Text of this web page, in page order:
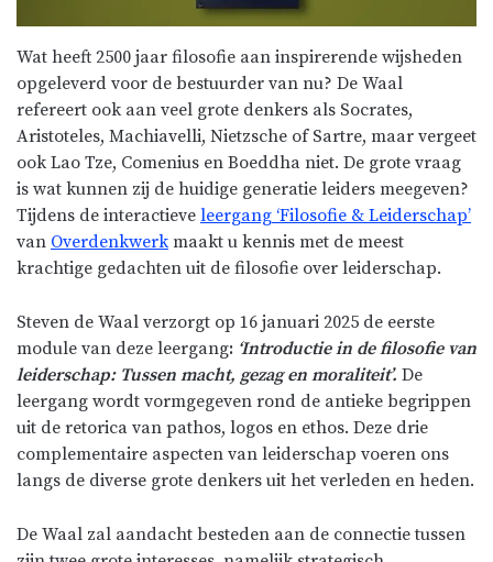
Wat heeft 2500 jaar filosofie aan inspirerende wijsheden
opgeleverd voor de bestuurder van nu? De Waal
refereert ook aan veel grote denkers als Socrates,
Aristoteles, Machiavelli, Nietzsche of Sartre, maar vergeet
ook Lao Tze, Comenius en Boeddha niet. De grote vraag
is wat kunnen zij de huidige generatie leiders meegeven?
Tijdens de interactieve leergang ‘Filosofie & Leiderschap’
van Overdenkwerkmaakt u kennis met de meest
krachtige gedachten uit de filosofie over leiderschap.
Steven de Waal verzorgt op 16 januari 2025 de eerste
module van deze leergang: ‘Introductie in de filosofie van
leiderschap: Tussen macht, gezag en moraliteit’. De
leergang wordt vormgegeven rond de antieke begrippen
uit de retorica van pathos, logos en ethos. Deze drie
complementaire aspecten van leiderschap voeren ons
langs de diverse grote denkers uit het verleden en heden.
De Waal zal aandacht besteden aan de connectie tussen